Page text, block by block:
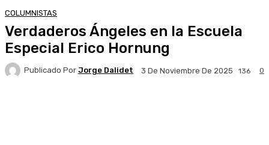
COLUMNISTAS
Verdaderos Ángeles en la Escuela
Especial Erico Hornung
Publicado Por Jorge Dalidet 3 De Noviembre De 2025 0
136